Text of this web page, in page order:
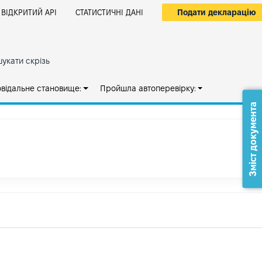
ВІДКРИТИЙ АРІ СТАТИСТИЧНІ ДАНІ Подати декларацію
скрізь
становище: Пройшла автоперевірку:
Зміст документа